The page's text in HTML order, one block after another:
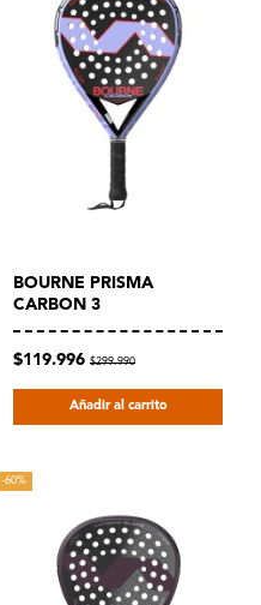
BOURNE PRISMA
CARBON 3
$119.996 $299.990
Añadir al carrito
-60%